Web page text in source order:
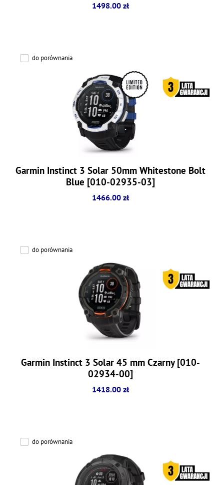
1498.00 zł
do porównania
Garmin Instinct 3 Solar 50mm Whitestone Bolt
Blue [010-02935-03]
1466.00 zł
do porównania
Garmin Instinct 3 Solar 45 mm Czarny [010-
02934-00]
1418.00 zł
do porównania